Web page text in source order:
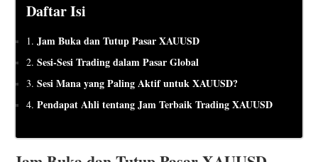
Daftar Isi
1. Jam Buka dan Tutup Pasar XAUUSD
2. Sesi-Sesi Trading dalam Pasar Global
3. Sesi Mana yang Paling Aktif untuk XAUUSD?
4. Pendapat Ahli tentang Jam Terbaik Trading XAUUSD